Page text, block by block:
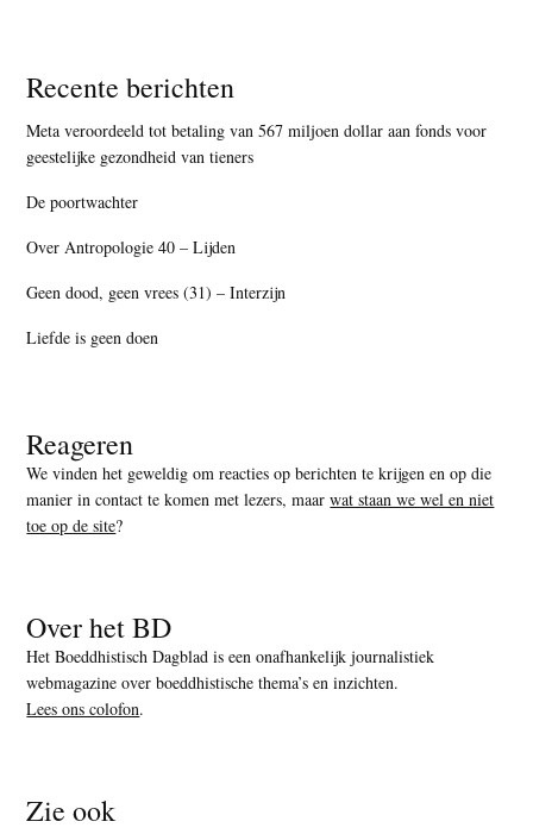
Recente berichten
Meta veroordeeld tot betaling van 567 miljoen dollar aan fonds voor
geestelijke gezondheid van tieners
De poortwachter
Over Antropologie 40 – Lijden
Geen dood, geen vrees (31) – Interzijn
Liefde is geen doen
Reageren
We vinden het geweldig om reacties op berichten te krijgen en op die
manier in contact te komen met lezers, maarwat staan we wel en niet
toe op de site?
Over het BD
Het Boeddhistisch Dagblad is een onafhankelijk journalistiek
webmagazine over boeddhistische thema’s en inzichten.
Lees ons colofon.
Zie ook